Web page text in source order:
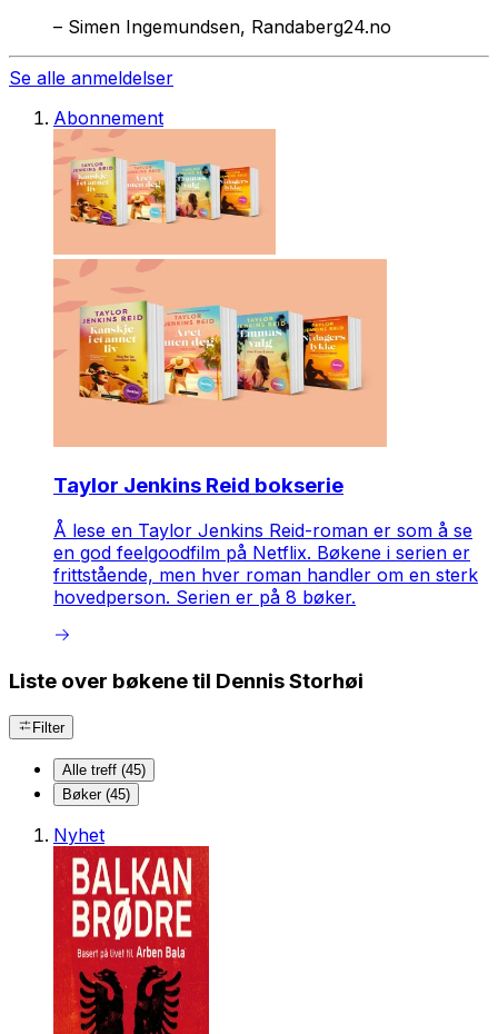
– Simen Ingemundsen, Randaberg24.no
Se alle anmeldelser
Abonnement
Taylor Jenkins Reid bokserie
Å lese en Taylor Jenkins Reid-roman er som å se
en god feelgoodfilm på Netflix. Bøkene i serien er
frittstående, men hver roman handler om en sterk
hovedperson. Serien er på 8 bøker.
Liste over bøkene til Dennis Storhøi
Filter
Alle treff (45)
Bøker (45)
Nyhet